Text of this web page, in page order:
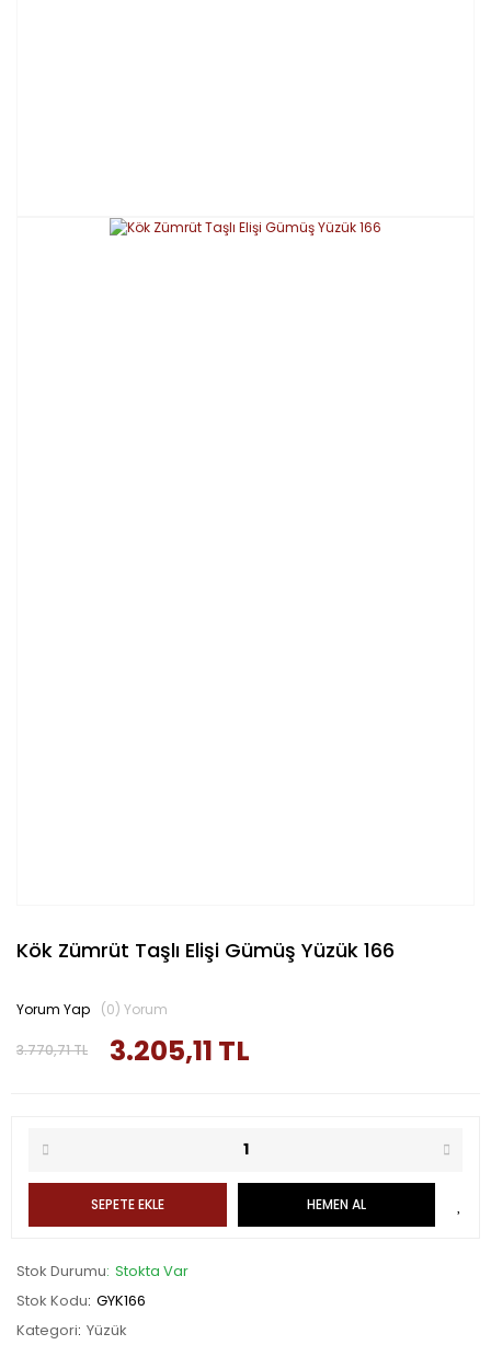
Kök Zümrüt Taşlı Elişi Gümüş Yüzük 166
3.770,71 TL 3.205,11 TL
Yorum Yap (0) Yorum
SEPETE EKLE HEMEN AL
Stok Durumu Stokta Var
Stok Kodu GYK166
Kategori Yüzük